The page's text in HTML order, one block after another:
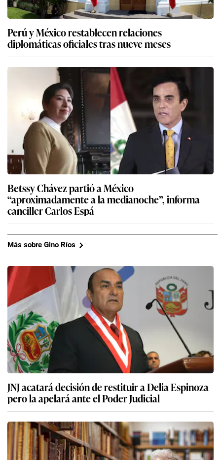
Perú y México restablecen relaciones
diplomáticas oficiales tras nueve meses
Betssy Chávez partió a México
“aproximadamente a la medianoche”, informa
canciller Carlos Espá
Más sobre Gino Ríos
JNJ acatará decisión de restituir a Delia Espinoza
pero la apelará ante el Poder Judicial